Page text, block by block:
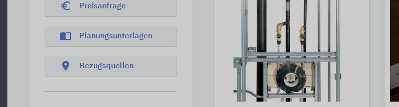
euro_symbol Preisanfrage
import_contacts Planungsunterlagen
location_on Bezugsquellen